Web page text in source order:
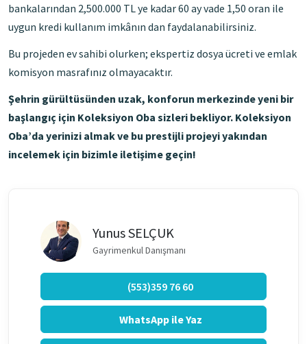
Yunus SELÇUK
Gayrimenkul Danışmanı
(553)359 76 60
WhatsApp ile Yaz
bankalarından 2,500.000 TL ye kadar 60 ay vade 1,50 oran ile
uygun kredi kullanım imkânın dan faydalanabilirsiniz.
Bu projeden ev sahibi olurken; ekspertiz dosya ücreti ve emlak
komisyon masrafınız olmayacaktır.
Şehrin gürültüsünden uzak, konforun merkezinde yeni bir
başlangıç için Koleksiyon Oba sizleri bekliyor. Koleksiyon
Oba’da yerinizi almak ve bu prestijli projeyi yakından
incelemek için bizimle iletişime geçin!